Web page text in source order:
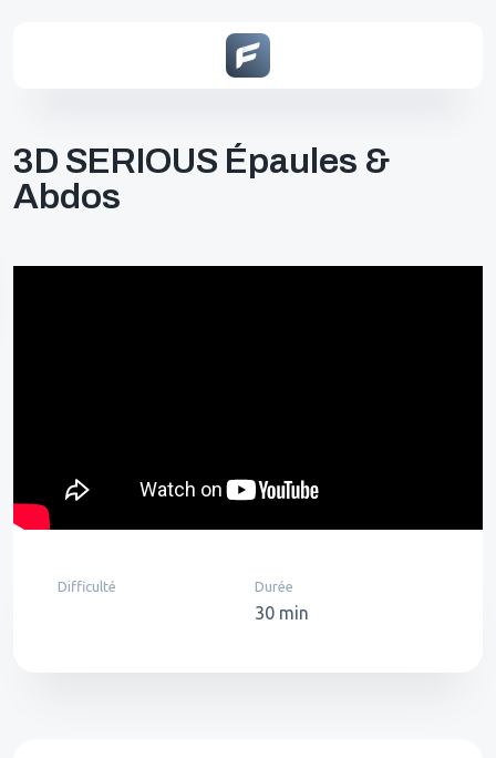
3D SERIOUS Épaules &
Abdos
Difficulté Durée
30 min